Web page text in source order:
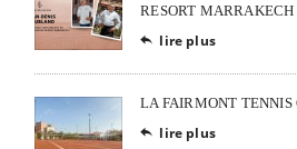
RESORT MARRAKECH
 lire plus
LA FAIRMONT
 lire plus